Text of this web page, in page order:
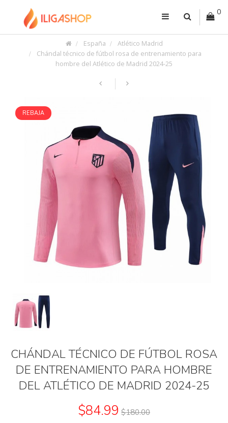
0
España
Atlético Madrid
Chándal técnico de fútbol rosa de entrenamiento para
hombre del Atlético de Madrid 2024-25
REBAJA
CHÁNDAL TÉCNICO DE FÚTBOL ROSA
DE ENTRENAMIENTO PARA HOMBRE
DEL ATLÉTICO DE MADRID 2024-25
$84.99 $180.00